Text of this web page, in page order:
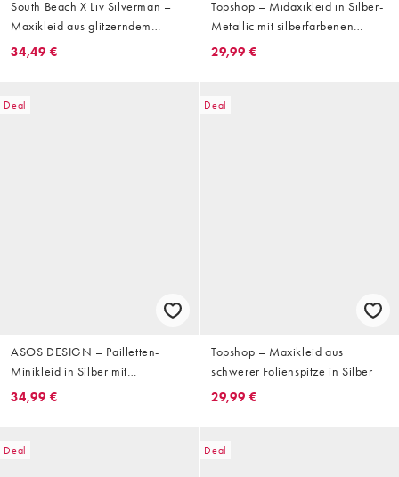
South Beach X Liv Silverman –
Maxikleid aus glitzerndem
Netzstoff in Silber mit Cut-out-
34,49 €
Topshop – Midaxikleid in Silber-
Metallic mit silberfarbenen
Metall-Details
29,99 €
Deal
ASOS DESIGN – Pailletten-
Minikleid in Silber mit
Spitzendetail
34,99 €
Deal
Topshop – Maxikleid aus
schwerer Folienspitze in Silber
29,99 €
Deal Deal